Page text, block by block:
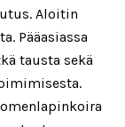
Aloitin
Pääasiassa
tausta sekä